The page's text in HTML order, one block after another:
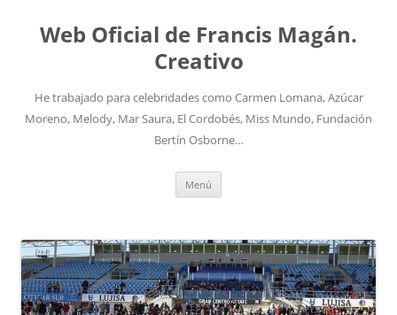
contenido
Web Oficial de Francis Magán.
Creativo
He trabajado para celebridades como Carmen Lomana, Azúcar
Moreno, Melody, Mar Saura, El Cordobés, Miss Mundo, Fundación
Bertín Osborne…
Menú